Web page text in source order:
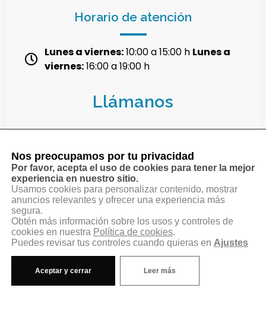
Horario de atención
Lunes a viernes:10:00 a 15:00 h Lunes a
viernes:16:00 a 19:00 h
Llámanos
630 059 556
Aviso legal
Política de privacidad
Política de cookies
Nos preocupamos por tu privacidad
Por favor, acepta el uso de cookies para tener la mejor
experiencia en nuestro sitio.
Usamos cookies para personalizar contenido, mostrar
anuncios relevantes y ofrecer una experiencia más
segura.
Obtén más información sobre los usos y controles de
cookies en nuestra Política de cookies.
Puedes revisar tus controles cuando quieras en Ajustes
Aceptar y cerrar Leer más